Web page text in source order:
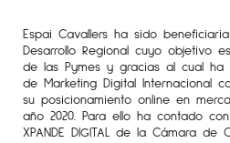
Espai Cavallers ha sido
Desarrollo Regional cuyo objetivo
de las Pymes y gracias al cual ha
de Marketing Digital Internacional
su posicionamiento online en
año 2020. Para ello ha contado
XPANDE DIGITAL de la Cámara de